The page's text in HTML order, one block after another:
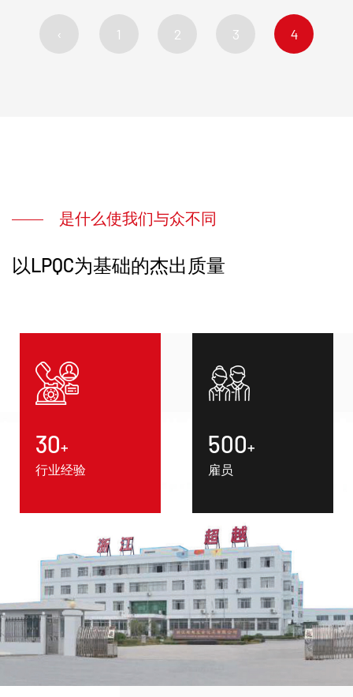
‹ 1 2 3 4
是什么使我们与众不同
以LPQC为基础的杰出质量
30+
行业经验
500+
雇员